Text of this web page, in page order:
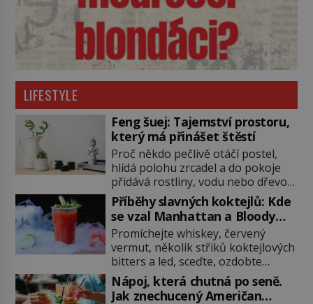
LIFESTYLE
Feng šuej: Tajemství prostoru,
který má přinášet štěstí
Proč někdo pečlivě otáčí postel,
hlídá polohu zrcadel a do pokoje
přidává rostliny, vodu nebo dřevo?
Feng šuej tvrdí, že domov není jen
soubor zdí a nábytku. Je to prostor,
kterým proudí energie čchi a jeho
uspořádání může ovlivňovat, jak se
v něm člověk cítí. Feng šuej má
kořeny ve staré Číně a jeho historie
[…]
Příběhy slavných koktejlů: Kde
se vzal Manhattan a Bloody
Mary?
Promíchejte whiskey, červený
vermut, několik střiků koktejlových
bitters a led, sceďte, ozdobte
koktejlovou třešinkou a tadá…
Manhattan je tu! A pokud to má být
Nápoj, která chutná po seně.
Jak znechucený Američan